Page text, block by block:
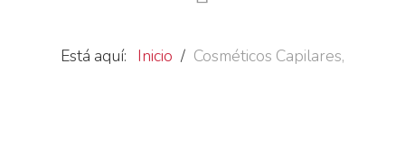
Está aquí: Inicio Cosméticos Capilares,